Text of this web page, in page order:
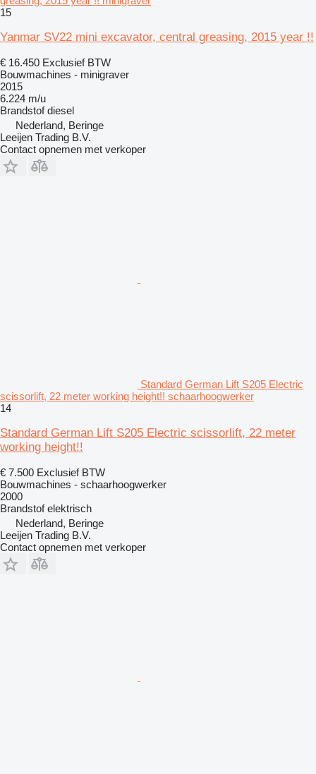
15
Yanmar SV22 mini excavator, central greasing, 2015 year !!
€ 16.450 Exclusief BTW
Bouwmachines - minigraver
2015
6.224 m/u
Brandstof diesel
Nederland, Beringe
Leeijen Trading B.V.
Contact opnemen met verkoper
Standard German Lift S205 Electric
scissorlift, 22 meter working height!! schaarhoogwerker
14
Standard German Lift S205 Electric scissorlift, 22 meter
working height!!
€ 7.500 Exclusief BTW
Bouwmachines - schaarhoogwerker
2000
Brandstof elektrisch
Nederland, Beringe
Leeijen Trading B.V.
Contact opnemen met verkoper